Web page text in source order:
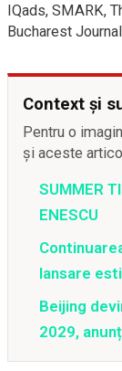
IQads, SMARK,
Bucharest
Context și
Pentru o
și aceste
SUMMER
ENESCU
lansare
Beijing
2029,